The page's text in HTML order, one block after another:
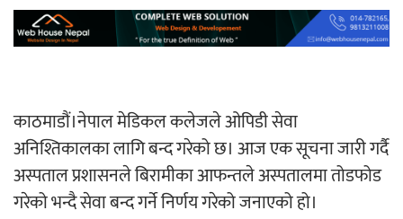
नेपालगञ्जमा पर्खाल भत्किँदा दुई मजदुरको मृत्यु
‘ईयुमा डट कम’ले बुधबारदेखि आफ्नो
औपचारिक सेवा सञ्चालनमा
काठमाडौं।नेपाल मेडिकल कलेजले ओपिडी सेवा
अनिश्तिकालका लागि बन्द गरेको छ। आज एक सूचना जारी गर्दै
अस्पताल प्रशासनले बिरामीका आफन्तले अस्पतालमा तोडफोड
गरेको भन्दै सेवा बन्द गर्ने निर्णय गरेको जनाएको हो।